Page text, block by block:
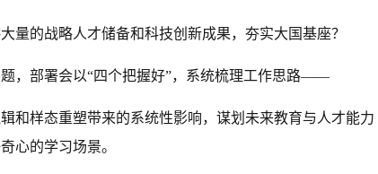
量的战略人才储备和科技创新成果，夯实大国基座？
，部署会以“四个把握好”，系统梳理工作思路——
和样态重塑带来的系统性影响，谋划未来教育与人才能力
心的学习场景。